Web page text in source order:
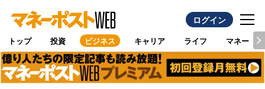
ログイン
トップ 投資 ビジネス キャリア ライフ マネー